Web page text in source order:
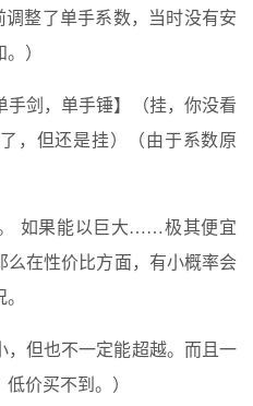
调整了单手系数，当时没有安
）
手剑，单手锤】（挂，你没看
，但还是挂）（由于系数原
如果能以巨大……极其便宜
么在性价比方面，有小概率会
，但也不一定能超越。而且一
价买不到。）